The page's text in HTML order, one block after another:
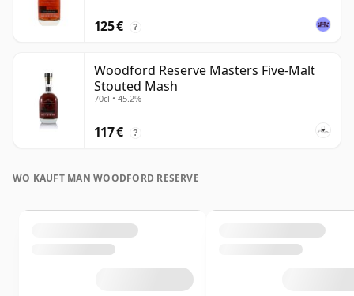
125 € ?
Woodford Reserve Masters Five-Malt
Stouted Mash
70cl • 45.2%
117 € ?
WO KAUFT MAN WOODFORD RESERVE